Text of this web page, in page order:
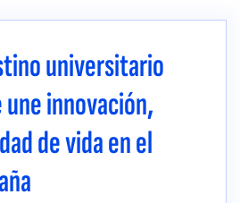
universitario
innovación,
de vida en el